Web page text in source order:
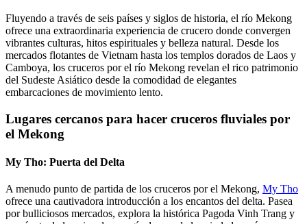
Fluyendo a través de seis países y siglos de historia, el río Mekong
ofrece una extraordinaria experiencia de crucero donde convergen
vibrantes culturas, hitos espirituales y belleza natural. Desde los
mercados flotantes de Vietnam hasta los templos dorados de Laos y
Camboya, los cruceros por el río Mekong revelan el rico patrimonio
del Sudeste Asiático desde la comodidad de elegantes
embarcaciones de movimiento lento.
Lugares cercanos para hacer cruceros fluviales por
el Mekong
My Tho: Puerta del Delta
A menudo punto de partida de los cruceros por el Mekong, My Tho
ofrece una cautivadora introducción a los encantos del delta. Pasea
por bulliciosos mercados, explora la histórica Pagoda Vinh Trang y